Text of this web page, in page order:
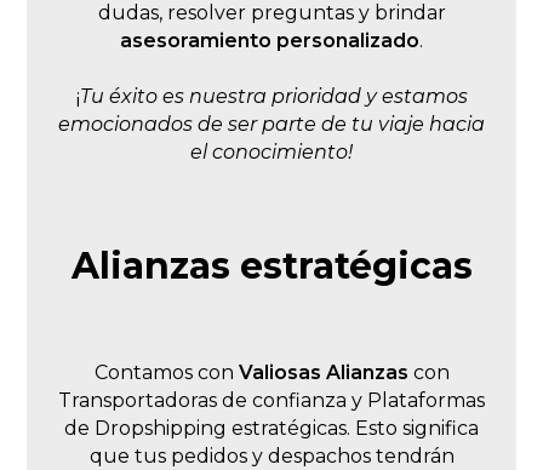
dudas, resolver preguntas y brindar
asesoramiento personalizado.
¡Tu éxito es nuestra prioridad y estamos
emocionados de ser parte de tu viaje hacia
el conocimiento!
Alianzas estratégicas
Contamos con Valiosas Alianzas con
Transportadoras de confianza y Plataformas
de Dropshipping estratégicas. Esto significa
que tus pedidos y despachos tendrán